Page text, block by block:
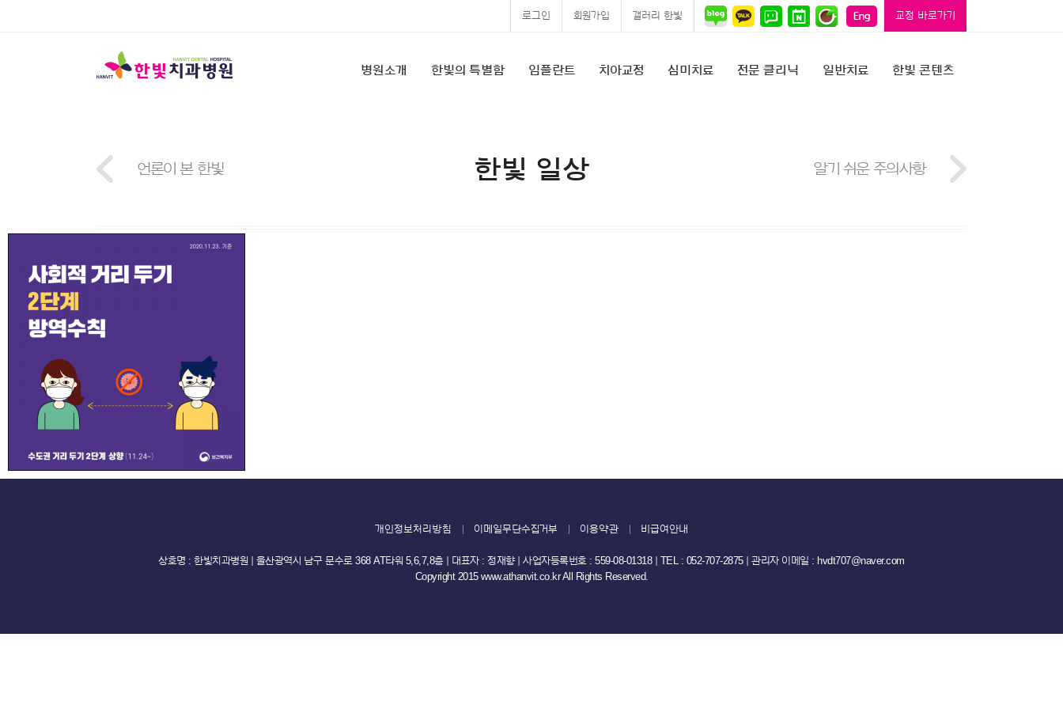
로그인 회원가입 갤러리 한빛 교정 바로가기
병원소개 한빛의 특별함 임플란트 치아교정 심미치료 전문 클리닉 일반치료 한빛 콘텐츠
언론이 본 한빛 한빛 일상 알기 쉬운 주의사항
개인정보처리방침 이메일무단수집거부 이용약관 비급여안내
상호명 : 한빛치과병원 ｜ 울산광역시 남구 문수로 368 AT타워 5,6,7,8층 ｜ 대표자 : 정재향 ｜ 사업자등록번호 : 559-08-01318 ｜ TEL : 052-707-2875 ｜ 관리자 이메일 : hvdt707@naver.com
Copyright 2015 www.athanvit.co.kr All Rights Reserved.